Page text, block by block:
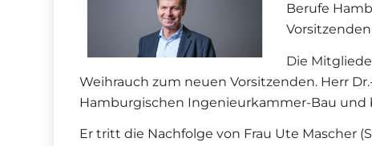
Berufe
Die
Weihrauch zum neuen Vorsitzenden. Herr
Hamburgischen Ingenieurkammer-Bau und
Er tritt die Nachfolge von Frau Ute Mascher